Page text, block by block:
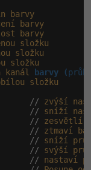
barvy
barvy
barvy
složku
složku
složku
kanál barvy (
složku
// zvýší
// sníží
// zesvětlí
// ztmaví
// sníží
// svýší
// nastaví